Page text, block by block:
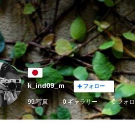
k_ind09_m フォロー
99 写真 0 ギャラリー 0フォ